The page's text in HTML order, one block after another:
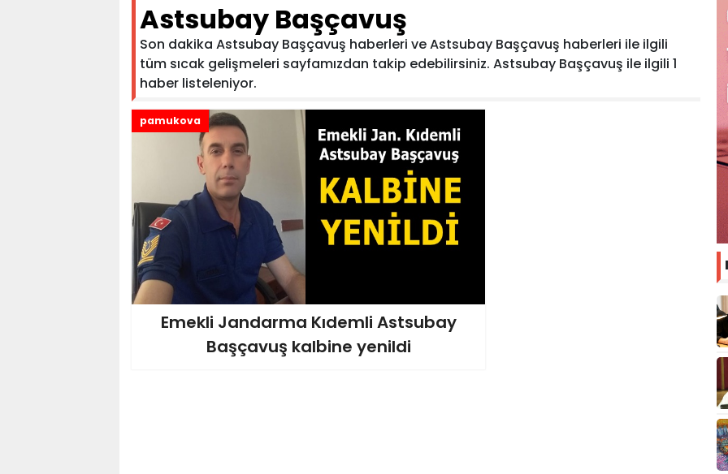
Astsubay Başçavuş
Son dakika Astsubay Başçavuş haberleri ve Astsubay Başçavuş haberleri ile ilgili
tüm sıcak gelişmeleri sayfamızdan takip edebilirsiniz. Astsubay Başçavuş ile ilgili 1
haber listeleniyor.
pamukova
Emekli Jandarma Kıdemli Astsubay
Başçavuş kalbine yenildi